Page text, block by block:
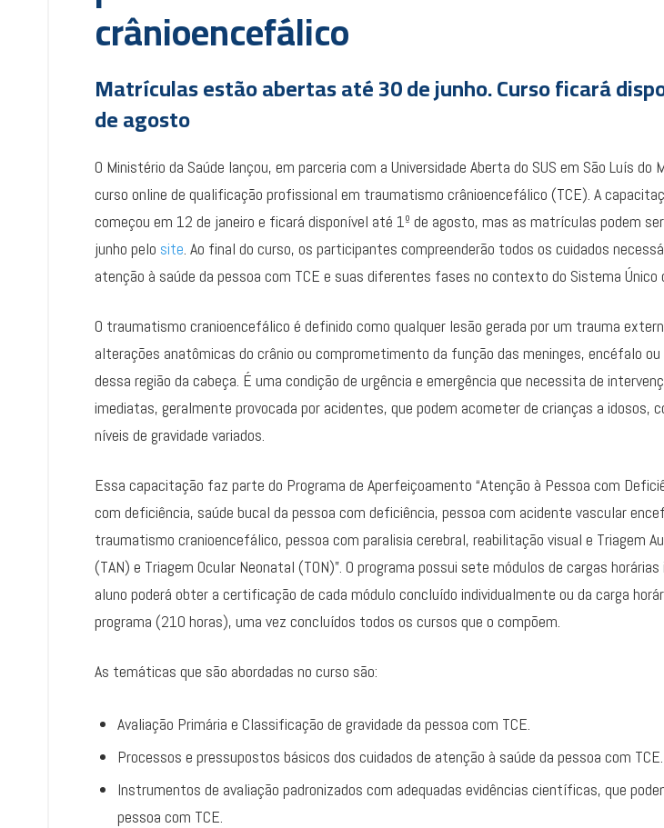
crânioencefálico
Matrículas estão abertas até 30 de junho. Curso ficará
de agosto
O Ministério da Saúde lançou, em parceria com a Universidade Aberta do SUS em São Luís do
curso online de qualificação profissional em traumatismo crânioencefálico (TCE). A
começou em 12 de janeiro e ficará disponível até 1º de agosto, mas as matrículas podem
junho pelo site. Ao final do curso, os participantes compreenderão todos os cuidados
atenção à saúde da pessoa com TCE e suas diferentes fases no contexto do Sistema Único
O traumatismo cranioencefálico é definido como qualquer lesão gerada por um trauma
alterações anatômicas do crânio ou comprometimento da função das meninges, encéfalo ou
dessa região da cabeça. É uma condição de urgência e emergência que necessita de
imediatas, geralmente provocada por acidentes, que podem acometer de crianças a idosos,
níveis de gravidade variados.
Essa capacitação faz parte do Programa de Aperfeiçoamento “Atenção à Pessoa com
com deficiência, saúde bucal da pessoa com deficiência, pessoa com acidente vascular
traumatismo cranioencefálico, pessoa com paralisia cerebral, reabilitação visual e Triagem
(TAN) e Triagem Ocular Neonatal (TON)”. O programa possui sete módulos de cargas horárias
aluno poderá obter a certificação de cada módulo concluído individualmente ou da carga
programa (210 horas), uma vez concluídos todos os cursos que o compõem.
As temáticas que são abordadas no curso são:
Avaliação Primária e Classificação de gravidade da pessoa com TCE.
Processos e pressupostos básicos dos cuidados de atenção à saúde da pessoa com TCE.
Instrumentos de avaliação padronizados com adequadas evidências científicas, que
pessoa com TCE.